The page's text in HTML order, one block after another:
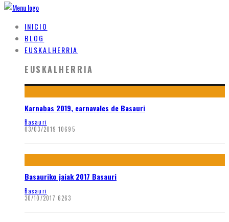
INICIO
BLOG
EUSKALHERRIA
EUSKALHERRIA
Karnabas 2019, carnavales de Basauri
Basauri
03/03/2019 10695
Basauriko jaiak 2017 Basauri
Basauri
30/10/2017 6263